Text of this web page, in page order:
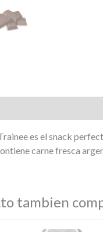
es el snack
carne fresca
tambien